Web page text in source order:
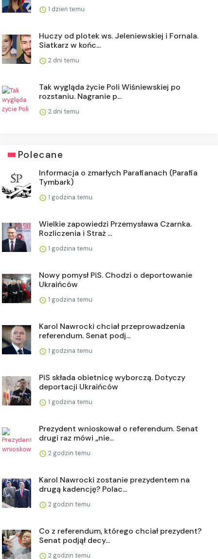
1 dzień temu
Huczy od plotek ws. Jeleniewskiej i Fornala.
Siatkarz w końc...
2 dni temu
Tak wygląda życie Poli Wiśniewskiej po
rozstaniu. Nagranie p...
2 dni temu
Polecane
Informacja o zmarłych Parafianach (Parafia
Tymbark)
1 godzina temu
Wielkie zapowiedzi Przemysława Czarnka.
Rozliczenia i Straż ...
1 godzina temu
Nowy pomysł PiS. Chodzi o deportowanie
Ukraińców
1 godzina temu
Karol Nawrocki chciał przeprowadzenia
referendum. Senat podj...
1 godzina temu
PiS składa obietnicę wyborczą. Dotyczy
deportacji Ukraińców
1 godzina temu
Prezydent wnioskował o referendum. Senat
drugi raz mówi „nie...
2 godzin temu
Karol Nawrocki zostanie prezydentem na
drugą kadencję? Polac...
2 godzin temu
Co z referendum, którego chciał prezydent?
Senat podjął decy...
2 godzin temu